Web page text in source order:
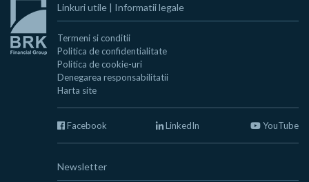
Linkuri utile | Informatii legale
Termeni si conditii
Politica de confidentialitate
Politica de cookie-uri
Denegarea responsabilitatii
Harta site
Facebook LinkedIn YouTube
Newsletter